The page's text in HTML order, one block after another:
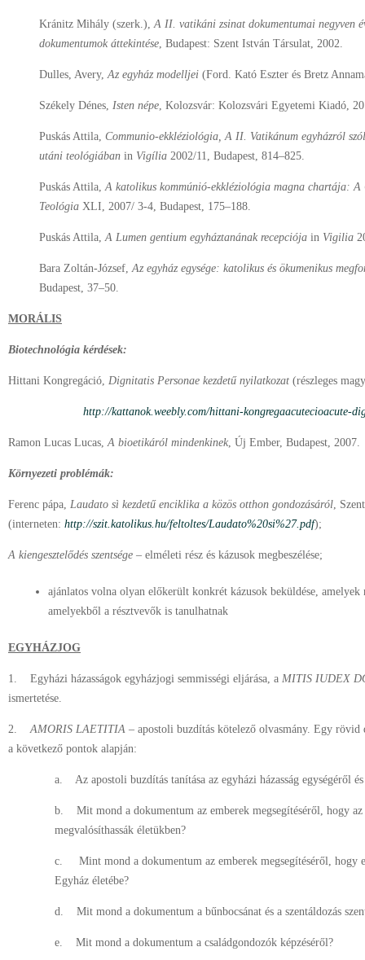
Kránitz Mihály (szerk.),A II. vatikáni zsinat dokumentumai negyven
dokumentumok áttekintése, Budapest: Szent István Társulat, 2002.
Dulles, Avery,Az egyház modelljei(Ford. Kató Eszter és Bretz
Székely Dénes, Isten népe, Kolozsvár: Kolozsvári Egyetemi Kiadó,
Puskás Attila, Communio-ekkléziológia, A II. Vatikánum egyházról
utáni teológiábanin Vigília2002/11, Budapest, 814–825.
Puskás Attila,A katolikus kommúnió-ekkléziológia magna chartája: A
TeológiaXLI, 2007/ 3-4, Budapest, 175–188.
Puskás Attila,A Lumen gentium egyháztanának recepciójain Vigilia
Bara Zoltán-József,Az egyház egysége: katolikus és ökumenikus
Budapest, 37–50.
MORÁLIS
Biotechnológia kérdések:
Hittani Kongregáció, Dignitatis Personae kezdetű nyilatkozat (részleges
http://kattanok.weebly.com/hittani-kongregaacutecioacute-
Ramon Lucas Lucas,A bioetikáról mindenkinek, Új Ember, Budapest, 2007.
Környezeti problémák:
Ferenc pápa, Laudato sì kezdetű enciklika a közös otthon gondozásáról,
(interneten: http://szit.katolikus.hu/feltoltes/Laudato%20si%27.pdf);
A kiengesztelődés szentsége – elméleti rész és kázusok megbeszélése;
ajánlatos volna olyan előkerült konkrét kázusok beküldése, amelyek
amelyekből a résztvevők is tanulhatnak
EGYHÁZJOG
1. Egyházi házasságok egyházjogi semmisségi eljárása, a MITIS IUDEX
ismertetése.
2.AMORIS LAETITIA – apostoli buzdítás kötelező olvasmány. Egy
a következő pontok alapján:
a. Az apostoli buzdítás tanítása az egyházi házasság egységéről
b. Mit mond a dokumentum az emberek megsegítéséről, hogy az
megvalósíthassák életükben?
c. Mint mond a dokumentum az emberek megsegítéséről, hogy
Egyház életébe?
d. Mit mond a dokumentum a bűnbocsánat és a szentáldozás
e. Mit mond a dokumentum a családgondozók képzéséről?